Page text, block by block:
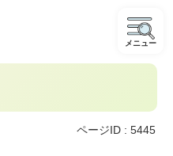
メニュー
ページID : 5445